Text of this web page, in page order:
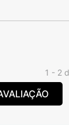
1 - 2